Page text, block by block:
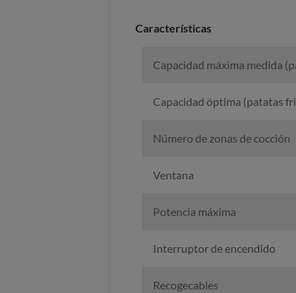
Características
Capacidad máxima medida
Capacidad óptima (patatas
Número de zonas de cocción
Ventana
Potencia máxima
Interruptor de encendido
Recogecables